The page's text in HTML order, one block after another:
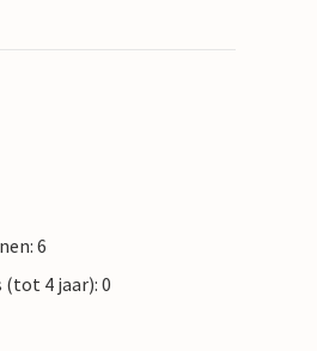
6
4 jaar): 0